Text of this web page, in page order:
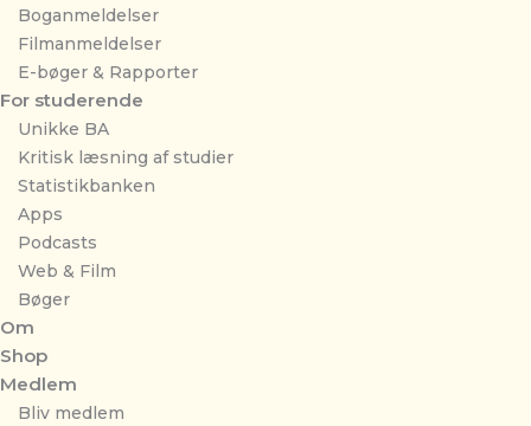
Boganmeldelser
Filmanmeldelser
E-bøger & Rapporter
For studerende
Unikke BA
Kritisk læsning af studier
Statistikbanken
Apps
Podcasts
Web & Film
Bøger
Om
Shop
Medlem
Bliv medlem